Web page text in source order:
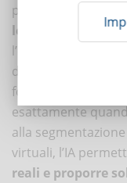
poco utilizzati. È il
learning”
. Ma
l’opportunità di
diverso:
formazione
esattamente
alla
virtuali, l’IA
reali e proporre